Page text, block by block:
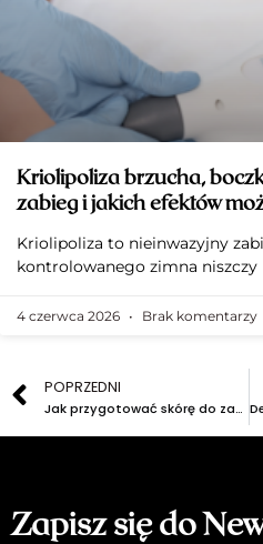
Kriolipoliza brzucha,
zabieg i jakich efektów
Kriolipoliza to nieinwazyjny
kontrolowanego zimna niszczy
4 czerwca 2026 Brak komentarzy
POPRZEDNI
Jak przygotować skórę do zabiegów medycyny estetycznej?
Zapisz się do